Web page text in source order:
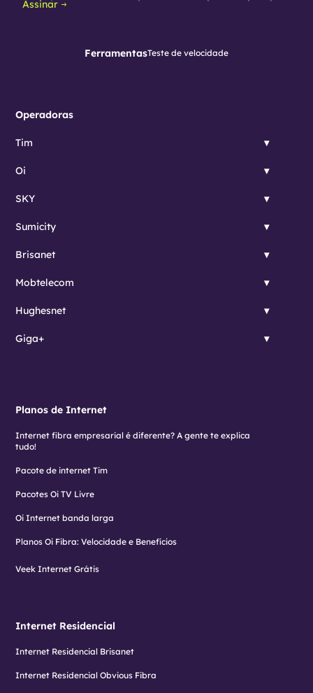
Assinar
FerramentasTeste de velocidade
Operadoras
Tim
Oi
SKY
Sumicity
Brisanet
Mobtelecom
Hughesnet
Giga+
Planos de Internet
Internet fibra empresarial é diferente? A gente te explica
tudo!
Pacote de internet Tim
Pacotes Oi TV Livre
Oi Internet banda larga
Planos Oi Fibra: Velocidade e Benefícios
Veek Internet Grátis
Internet Residencial
Internet Residencial Brisanet
Internet Residencial Obvious Fibra